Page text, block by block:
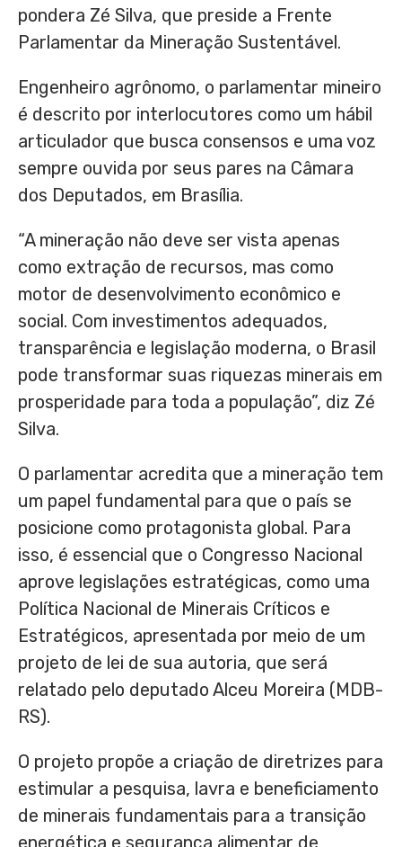
pondera Zé Silva, que preside a Frente
Parlamentar da Mineração Sustentável.
Engenheiro agrônomo, o parlamentar mineiro
é descrito por interlocutores como um hábil
articulador que busca consensos e uma voz
sempre ouvida por seus pares na Câmara
dos Deputados, em Brasília.
“A mineração não deve ser vista apenas
como extração de recursos, mas como
motor de desenvolvimento econômico e
social. Com investimentos adequados,
transparência e legislação moderna, o Brasil
pode transformar suas riquezas minerais em
prosperidade para toda a população”, diz Zé
Silva.
O parlamentar acredita que a mineração tem
um papel fundamental para que o país se
posicione como protagonista global. Para
isso, é essencial que o Congresso Nacional
aprove legislações estratégicas, como uma
Política Nacional de Minerais Críticos e
Estratégicos, apresentada por meio de um
projeto de lei de sua autoria, que será
relatado pelo deputado Alceu Moreira (MDB-
RS).
O projeto propõe a criação de diretrizes para
estimular a pesquisa, lavra e beneficiamento
de minerais fundamentais para a transição
energética e segurança alimentar de